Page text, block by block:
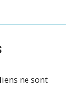
ne sont